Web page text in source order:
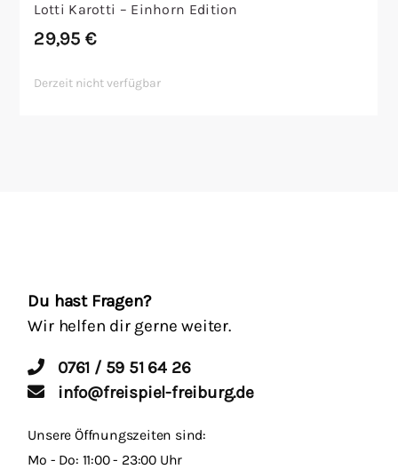
Lotti Karotti – Einhorn Edition
29,95€
Derzeit nicht verfügbar
Du hast Fragen?
Wir helfen dir gerne weiter.
0761 / 59 51 64 26
info@freispiel-freiburg.de
Unsere Öffnungszeiten sind:
Mo - Do: 11:00 - 23:00 Uhr